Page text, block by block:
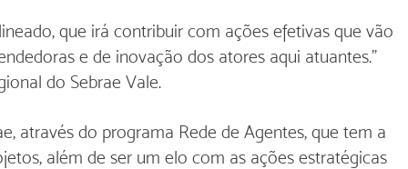
que irá contribuir com ações efetivas que vão
e de inovação dos atores aqui atuantes."
do Sebrae Vale.
através do programa Rede de Agentes, que tem a
além de ser um elo com as ações estratégicas